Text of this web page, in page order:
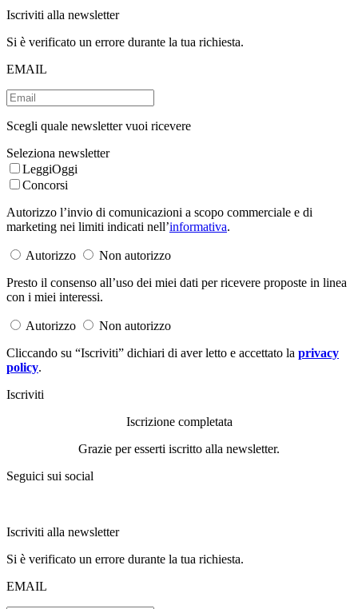
Iscriviti alla newsletter
Si è verificato un errore durante la tua richiesta.
EMAIL
Scegli quale newsletter vuoi ricevere
Seleziona newsletter
LeggiOggi
Concorsi
Autorizzo l’invio di comunicazioni a scopo commerciale e di
marketing nei limiti indicati nell’informativa.
Autorizzo
Non autorizzo
Presto il consenso all’uso dei miei dati per ricevere proposte in linea
con i miei interessi.
Autorizzo
Non autorizzo
Cliccando su “Iscriviti” dichiari di aver letto e accettato la privacy
policy.
Iscriviti
Iscrizione completata
Grazie per esserti iscritto alla newsletter.
Seguici sui social
Iscriviti alla newsletter
Si è verificato un errore durante la tua richiesta.
EMAIL